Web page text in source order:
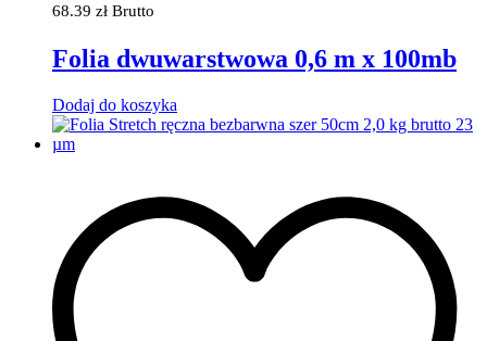
68.39 zł Brutto
Folia dwuwarstwowa 0,6 m x 100mb
Dodaj do koszyka